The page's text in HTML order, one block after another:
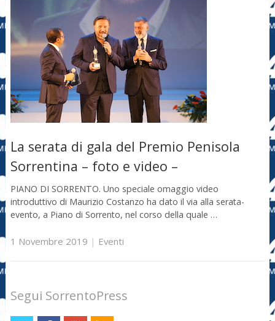
La serata di gala del Premio Penisola
Sorrentina – foto e video –
PIANO DI SORRENTO. Uno speciale omaggio video
introduttivo di Maurizio Costanzo ha dato il via alla serata-
evento, a Piano di Sorrento, nel corso della quale …
1 Novembre 2019 | Eventi
Segui SorrentoPress